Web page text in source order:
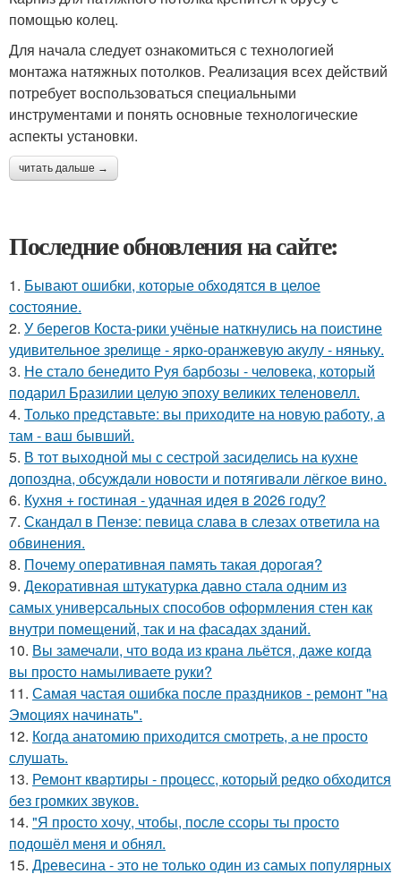
помощью колец.
Для начала следует ознакомиться с технологией
монтажа натяжных потолков. Реализация всех действий
потребует воспользоваться специальными
инструментами и понять основные технологические
аспекты установки.
читать дальше →
Последние обновления на сайте:
1. Бывают ошибки, которые обходятся в целое
состояние.
2. У берегов Коста-рики учёные наткнулись на поистине
удивительное зрелище - ярко-оранжевую акулу - няньку.
3. Не стало бенедито Руя барбозы - человека, который
подарил Бразилии целую эпоху великих теленовелл.
4. Только представьте: вы приходите на новую работу, а
там - ваш бывший.
5. В тот выходной мы с сестрой засиделись на кухне
допоздна, обсуждали новости и потягивали лёгкое вино.
6. Кухня + гостиная - удачная идея в 2026 году?
7. Скандал в Пензе: певица слава в слезах ответила на
обвинения.
8. Почему оперативная память такая дорогая?
9. Декоративная штукатурка давно стала одним из
самых универсальных способов оформления стен как
внутри помещений, так и на фасадах зданий.
10. Вы замечали, что вода из крана льётся, даже когда
вы просто намыливаете руки?
11. Самая частая ошибка после праздников - ремонт "на
Эмоциях начинать".
12. Когда анатомию приходится смотреть, а не просто
слушать.
13. Ремонт квартиры - процесс, который редко обходится
без громких звуков.
14. "Я просто хочу, чтобы, после ссоры ты просто
подошёл меня и обнял.
15. Древесина - это не только один из самых популярных